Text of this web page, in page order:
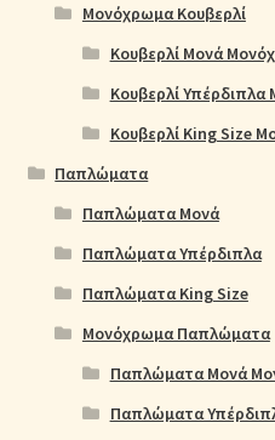
Μονόχρωμα Κουβερλί
Κουβερλί Μονά
Κουβερλί
Κουβερλί King Size
Παπλώματα
Παπλώματα Μονά
Παπλώματα Υπέρδιπλα
Παπλώματα King Size
Μονόχρωμα Παπλώματα
Παπλώματα Μονά
Παπλώματα